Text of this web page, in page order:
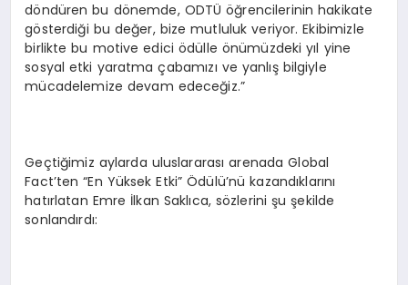
döndüren bu dönemde, ODTÜ öğrencilerinin hakikate
gösterdiği bu değer, bize mutluluk veriyor. Ekibimizle
birlikte bu motive edici ödülle önümüzdeki yıl yine
sosyal etki yaratma çabamızı ve yanlış bilgiyle
mücadelemize devam edeceğiz.”
Geçtiğimiz aylarda uluslararası arenada Global
Fact’ten “En Yüksek Etki” Ödülü’nü kazandıklarını
hatırlatan Emre İlkan Saklıca, sözlerini şu şekilde
sonlandırdı: